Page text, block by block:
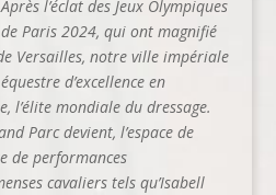
Après l’éclat des Jeux Olympiques
de Paris 2024, qui ont magnifié
Versailles, notre ville impériale
d’excellence en
l’élite mondiale du dressage.
Parc devient, l’espace de
de performances
cavaliers tels qu’Isabell